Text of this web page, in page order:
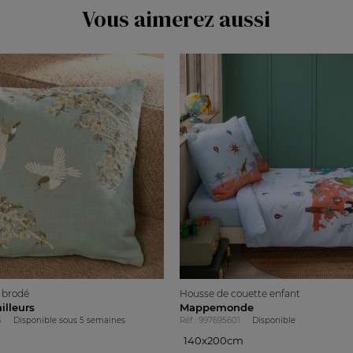
Vous aimerez aussi
brodé
Disponible sous 5 semaines
Housse de couette enfant
Mappemonde
Réf : 997695601 Disponible
140x200cm